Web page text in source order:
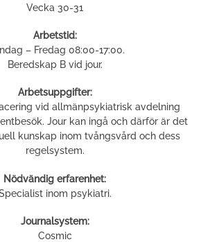
Vecka 30-31
Arbetstid:
– Fredag 08:00-17:00.
Beredskap B vid jour.
Arbetsuppgifter:
vid allmänpsykiatrisk avdelning
Jour kan ingå och därför är det
kunskap inom tvångsvård och dess
regelsystem.
Nödvändig erfarenhet:
inom psykiatri.
Journalsystem:
Cosmic